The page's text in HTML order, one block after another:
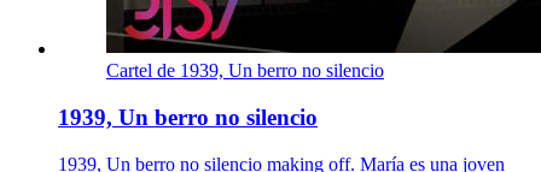
Cartel de 1939, Un berro no silencio
1939, Un berro no silencio
1939, Un berro no silencio making off. María es una joven